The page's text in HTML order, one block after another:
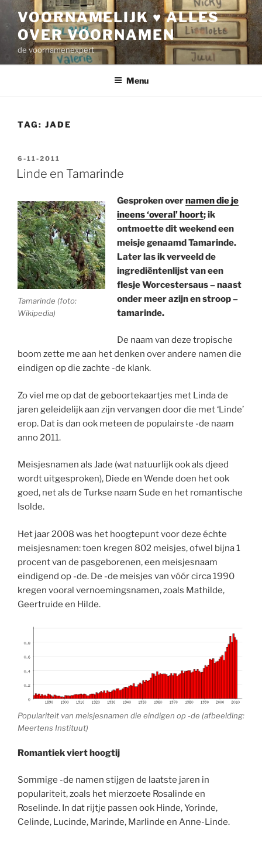
inhoud
VOORNAMELIJK ♥ ALLES
OVER VOORNAMEN
de voornamenexpert
Menu
TAG: JADE
GEPLAATST
OP
6-11-2011
Linde en Tamarinde
Tamarinde (foto:
Wikipedia)
Gesproken overnamen die je
ineens ‘overal’ hoort; ik
ontmoette dit weekend een
meisje genaamd Tamarinde.
Later las ik verveeld de
ingrediëntenlijst van een
flesje Worcestersaus – naast
onder meer azijn en stroop –
tamarinde.
De naam van deze tropische
boom zette me aan het denken over andere namen die
eindigen op die zachte -de klank.
Zo viel me op dat de geboortekaartjes met Linda de
jaren geleidelijk aan zijn vervangen door die met ‘Linde’
erop. Dat is dan ook meteen de populairste -de naam
anno 2011.
Meisjesnamen als Jade (wat natuurlijk ook als djeed
wordt uitgesproken), Diede en Wende doen het ook
goed, net als de Turkse naam Sude en het romantische
Isolde.
Het jaar 2008 was het hoogtepunt voor deze échte
meisjesnamen: toen kregen 802 meisjes, ofwel bijna 1
procent van de pasgeborenen, een meisjesnaam
eindigend op -de. De -de meisjes van vóór circa 1990
kregen vooral vernoemingsnamen, zoals Mathilde,
Geertruide en Hilde.
Populariteit van meisjesnamen die eindigen op -de (afbeelding:
Meertens Instituut)
Romantiek viert hoogtij
Sommige -de namen stijgen de laatste jaren in
populariteit, zoals het mierzoete Rosalinde en
Roselinde. In dat rijtje passen ook Hinde, Yorinde,
Celinde, Lucinde, Marinde, Marlinde en Anne-Linde.